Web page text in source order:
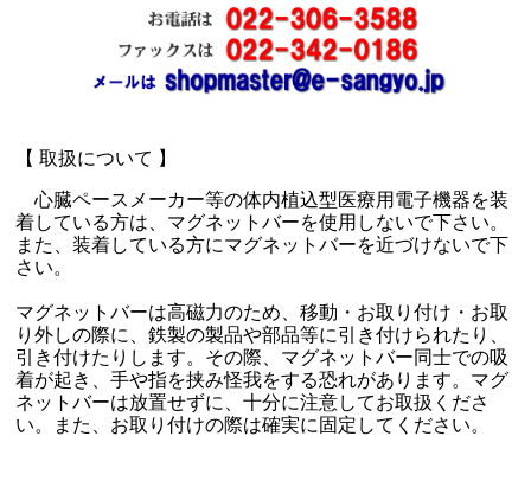
【 取扱について 】
心臓ペースメーカー等の体内植込型医療用電子機器を装
着している方は、マグネットバーを使用しないで下さい。
また、装着している方にマグネットバーを近づけないで下
さい。
マグネットバーは高磁力のため、移動・お取り付け・お取
り外しの際に、鉄製の製品や部品等に引き付けられたり、
引き付けたりします。その際、マグネットバー同士での吸
着が起き、手や指を挟み怪我をする恐れがあります。マグ
ネットバーは放置せずに、十分に注意してお取扱くださ
い。また、お取り付けの際は確実に固定してください。